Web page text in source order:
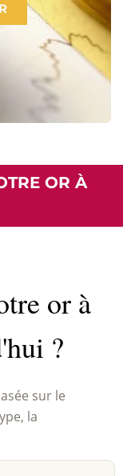
OR À
or à
?
sur le
la